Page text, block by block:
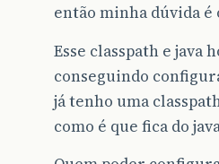
então minha dúvida é
Esse classpath e java
conseguindo
já tenho uma
como é que fica do